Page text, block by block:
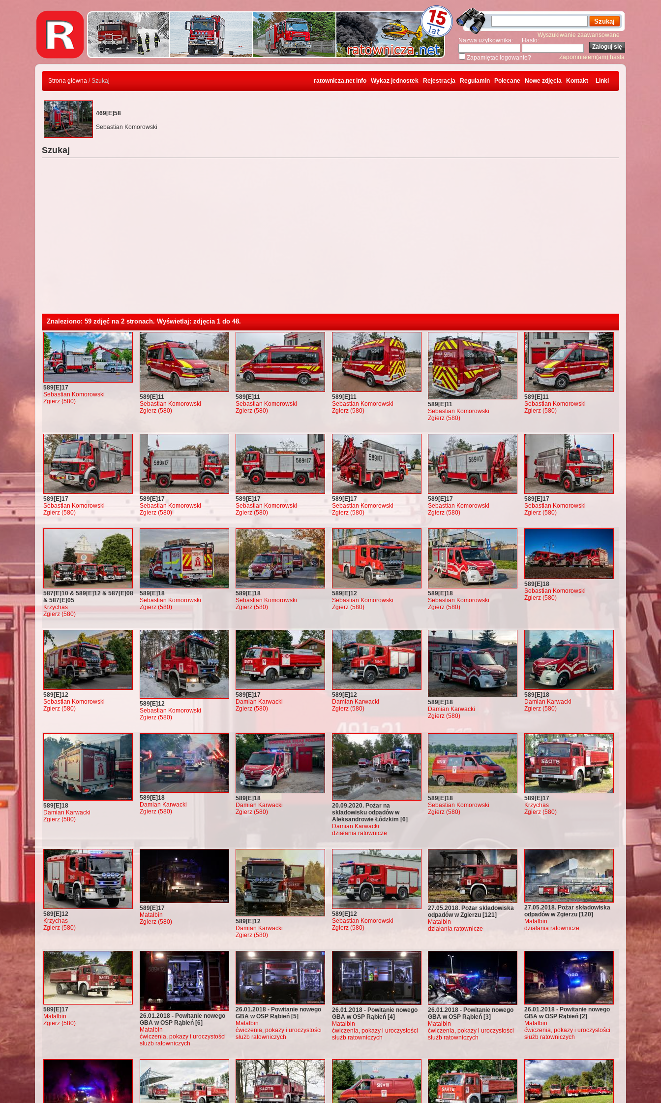
Wyszukiwanie zaawansowane
Nazwa użytkownika:
Hasło:
Zapamiętać logowanie? Zapomniałem(am) hasła
Strona główna / Szukaj ratownicza.net info Wykaz jednostek Rejestracja Regulamin Polecane Nowe zdjęcia Kontakt Linki
469[E]58
Sebastian Komorowski
Szukaj
Znaleziono: 59 zdjęć na 2 stronach. Wyświetlaj: zdjęcia 1 do 48.
589[E]17
Sebastian Komorowski
Zgierz (580)
589[E]11
Sebastian Komorowski
Zgierz (580)
589[E]11
Sebastian Komorowski
Zgierz (580)
589[E]11
Sebastian Komorowski
Zgierz (580)
589[E]11
Sebastian Komorowski
Zgierz (580)
589[E]11
Sebastian Komorowski
Zgierz (580)
589[E]17
Sebastian Komorowski
Zgierz (580)
589[E]17
Sebastian Komorowski
Zgierz (580)
589[E]17
Sebastian Komorowski
Zgierz (580)
589[E]17
Sebastian Komorowski
Zgierz (580)
589[E]17
Sebastian Komorowski
Zgierz (580)
589[E]17
Sebastian Komorowski
Zgierz (580)
587[E]10 & 589[E]12 & 587[E]08
& 587[E]05
Krzychas
Zgierz (580)
589[E]18
Sebastian Komorowski
Zgierz (580)
589[E]18
Sebastian Komorowski
Zgierz (580)
589[E]12
Sebastian Komorowski
Zgierz (580)
589[E]18
Sebastian Komorowski
Zgierz (580)
589[E]18
Sebastian Komorowski
Zgierz (580)
589[E]12
Sebastian Komorowski
Zgierz (580)
589[E]12
Sebastian Komorowski
Zgierz (580)
589[E]17
Damian Karwacki
Zgierz (580)
589[E]12
Damian Karwacki
Zgierz (580)
589[E]18
Damian Karwacki
Zgierz (580)
589[E]18
Damian Karwacki
Zgierz (580)
589[E]18
Damian Karwacki
Zgierz (580)
589[E]18
Damian Karwacki
Zgierz (580)
589[E]18
Damian Karwacki
Zgierz (580)
20.09.2020. Pożar na
składowisku odpadów w
Aleksandrowie Łódzkim [6]
Damian Karwacki
działania ratownicze
589[E]18
Sebastian Komorowski
Zgierz (580)
589[E]17
Krzychas
Zgierz (580)
589[E]12
Krzychas
Zgierz (580)
589[E]17
Matalbin
Zgierz (580)
589[E]12
Damian Karwacki
Zgierz (580)
589[E]12
Sebastian Komorowski
Zgierz (580)
27.05.2018. Pożar składowiska
odpadów w Zgierzu [121]
Matalbin
działania ratownicze
27.05.2018. Pożar składowiska
odpadów w Zgierzu [120]
Matalbin
działania ratownicze
589[E]17
Matalbin
Zgierz (580)
26.01.2018 - Powitanie nowego
GBA w OSP Rąbień [6]
Matalbin
ćwiczenia, pokazy i uroczystości
służb ratowniczych
26.01.2018 - Powitanie nowego
GBA w OSP Rąbień [5]
Matalbin
ćwiczenia, pokazy i uroczystości
służb ratowniczych
26.01.2018 - Powitanie nowego
GBA w OSP Rąbień [4]
Matalbin
ćwiczenia, pokazy i uroczystości
służb ratowniczych
26.01.2018 - Powitanie nowego
GBA w OSP Rąbień [3]
Matalbin
ćwiczenia, pokazy i uroczystości
służb ratowniczych
26.01.2018 - Powitanie nowego
GBA w OSP Rąbień [2]
Matalbin
ćwiczenia, pokazy i uroczystości
służb ratowniczych